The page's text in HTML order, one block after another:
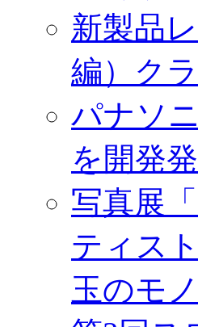
新製品
編）ク
パナソ
を開発
写真展
ティス
玉のモ